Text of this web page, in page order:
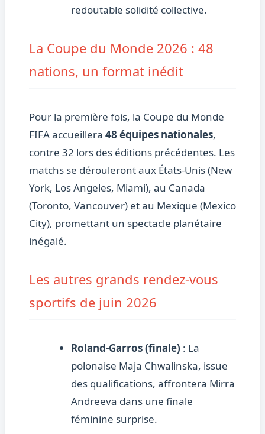
redoutable solidité collective.
La Coupe du Monde 2026 : 48
nations, un format inédit
Pour la première fois, la Coupe du Monde
FIFA accueillera 48 équipes nationales,
contre 32 lors des éditions précédentes. Les
matchs se dérouleront aux États-Unis (New
York, Los Angeles, Miami), au Canada
(Toronto, Vancouver) et au Mexique (Mexico
City), promettant un spectacle planétaire
inégalé.
Les autres grands rendez-vous
sportifs de juin 2026
Roland-Garros (finale) : La
polonaise Maja Chwalinska, issue
des qualifications, affrontera Mirra
Andreeva dans une finale
féminine surprise.